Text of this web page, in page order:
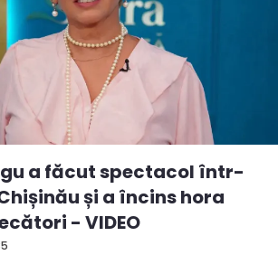
a făcut spectacol într-
și a încins hora
- VIDEO